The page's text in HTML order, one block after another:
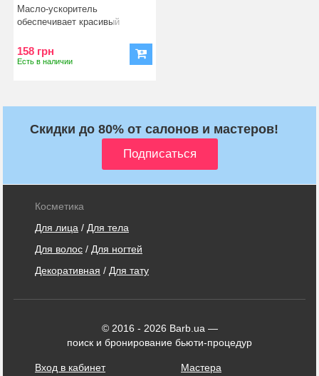
омолаживающим эффектом 5
мл
Масло-ускоритель
обеспечивает красивый
уход
158 грн
Есть в наличии
Скидки до 80% от салонов и мастеров!
Косметика
Для лица / Для тела
Для волос / Для ногтей
Декоративная / Для тату
© 2016 - 2026 Barb.ua —
поиск и бронирование бьюти-процедур
Вход в кабинет Мастера